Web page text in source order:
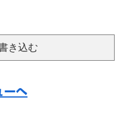
き込む
ーへ